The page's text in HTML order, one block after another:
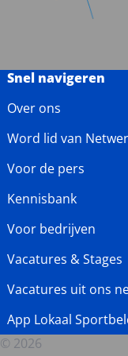
Snel navigeren
Over ons
Word lid van
Voor de pers
Kennisbank
Voor bedrijven
Vacatures & Stages
Vacatures uit ons
App Lokaal
© 2026